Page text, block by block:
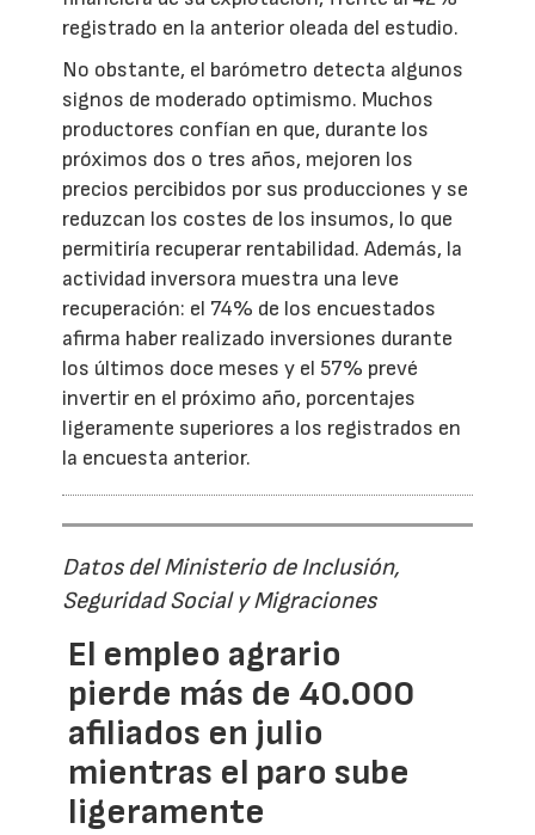
registrado en la anterior oleada del estudio.
No obstante, el barómetro detecta algunos
signos de moderado optimismo. Muchos
productores confían en que, durante los
próximos dos o tres años, mejoren los
precios percibidos por sus producciones y se
reduzcan los costes de los insumos, lo que
permitiría recuperar rentabilidad. Además, la
actividad inversora muestra una leve
recuperación: el 74% de los encuestados
afirma haber realizado inversiones durante
los últimos doce meses y el 57% prevé
invertir en el próximo año, porcentajes
ligeramente superiores a los registrados en
la encuesta anterior.
Datos del Ministerio de Inclusión,
Seguridad Social y Migraciones
El empleo agrario
pierde más de 40.000
afiliados en julio
mientras el paro sube
ligeramente